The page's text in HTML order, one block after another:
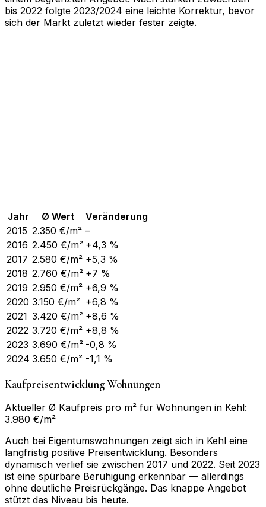
bis 2022 folgte 2023/2024 eine leichte Korrektur, bevor
sich der Markt zuletzt wieder fester zeigte.
Jahr Ø Wert
Veränderung
2015 2.350 €/m² –
2016 2.450 €/m² +4,3 %
2017 2.580 €/m² +5,3 %
2018 2.760 €/m² +7 %
2019 2.950 €/m² +6,9 %
2020 3.150 €/m² +6,8 %
2021 3.420 €/m² +8,6 %
2022 3.720 €/m² +8,8 %
2023 3.690 €/m² -0,8 %
2024 3.650 €/m² -1,1 %
Kaufpreisentwicklung Wohnungen
Aktueller Ø Kaufpreis pro m² für Wohnungen in Kehl:
3.980 €/m²
Auch bei Eigentumswohnungen zeigt sich in Kehl eine
langfristig positive Preisentwicklung. Besonders
dynamisch verlief sie zwischen 2017 und 2022. Seit 2023
ist eine spürbare Beruhigung erkennbar — allerdings
ohne deutliche Preisrückgänge. Das knappe Angebot
stützt das Niveau bis heute.